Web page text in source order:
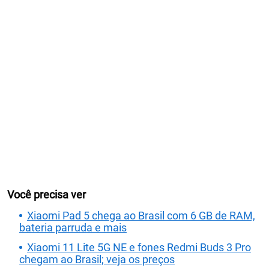
Você precisa ver
Xiaomi Pad 5 chega ao Brasil com 6 GB de RAM,
bateria parruda e mais
Xiaomi 11 Lite 5G NE e fones Redmi Buds 3 Pro
chegam ao Brasil; veja os preços